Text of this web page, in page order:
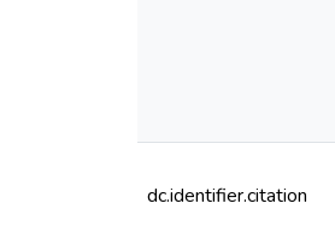
dc.identifier.citation